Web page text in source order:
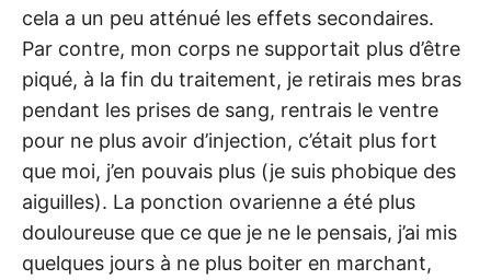
cela a un peu atténué les effets secondaires.
Par contre, mon corps ne supportait plus d’être
piqué, à la fin du traitement, je retirais mes bras
pendant les prises de sang, rentrais le ventre
pour ne plus avoir d’injection, c’était plus fort
que moi, j’en pouvais plus (je suis phobique des
aiguilles). La ponction ovarienne a été plus
douloureuse que ce que je ne le pensais, j’ai mis
quelques jours à ne plus boiter en marchant,